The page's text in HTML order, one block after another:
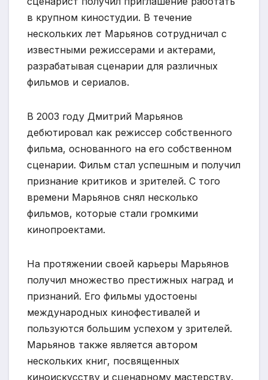
в крупном киностудии. В течение
нескольких лет Марьянов сотрудничал с
известными режиссерами и актерами,
разрабатывая сценарии для различных
фильмов и сериалов.
В 2003 году Дмитрий Марьянов
дебютировал как режиссер собственного
фильма, основанного на его собственном
сценарии. Фильм стал успешным и получил
признание критиков и зрителей. С того
времени Марьянов снял несколько
фильмов, которые стали громкими
кинопроектами.
На протяжении своей карьеры Марьянов
получил множество престижных наград и
признаний. Его фильмы удостоены
международных кинофестивалей и
пользуются большим успехом у зрителей.
Марьянов также является автором
нескольких книг, посвященных
киноискусству и сценарному мастерству.